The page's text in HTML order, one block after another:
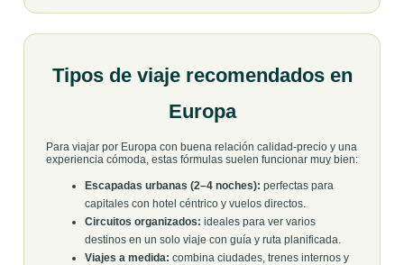
Tipos de viaje recomendados en
Europa
Para viajar por Europa con buena relación calidad-precio y una
experiencia cómoda, estas fórmulas suelen funcionar muy bien:
Escapadas urbanas (2–4 noches): perfectas para
capitales con hotel céntrico y vuelos directos.
Circuitos organizados: ideales para ver varios
destinos en un solo viaje con guía y ruta planificada.
Viajes a medida: combina ciudades, trenes internos y